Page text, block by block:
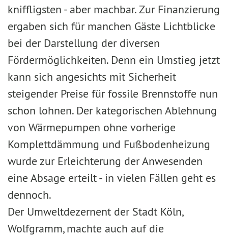
kniffligsten - aber machbar. Zur Finanzierung
ergaben sich für manchen Gäste Lichtblicke
bei der Darstellung der diversen
Fördermöglichkeiten. Denn ein Umstieg jetzt
kann sich angesichts mit Sicherheit
steigender Preise für fossile Brennstoffe nun
schon lohnen. Der kategorischen Ablehnung
von Wärmepumpen ohne vorherige
Komplettdämmung und Fußbodenheizung
wurde zur Erleichterung der Anwesenden
eine Absage erteilt - in vielen Fällen geht es
dennoch.
Der Umweltdezernent der Stadt Köln,
Wolfgramm, machte auch auf die